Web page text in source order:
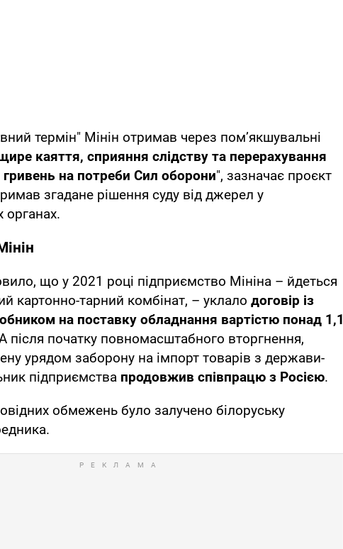
термін" Мінін отримав через пом’якшувальні
каяття, сприяння слідству та перерахування
на потреби Сил оборони", зазначає проєкт
згадане рішення суду від джерел у
органах.
що у 2021 році підприємство Мініна – йдеться
картонно-тарний комбінат, – уклало договір із
на поставку обладнання вартістю понад 1,1
після початку повномасштабного вторгнення,
урядом заборону на імпорт товарів з держави-
підприємства продовжив співпрацю з Росією.
обмежень було залучено білоруську